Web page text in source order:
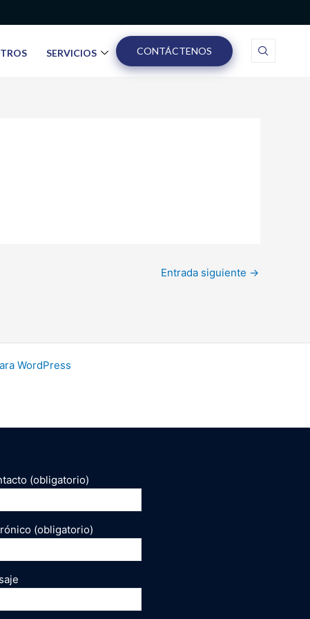
SERVICIOS CONTÁCTENOS
Entrada siguiente →
WordPress
(obligatorio)
(obligatorio)